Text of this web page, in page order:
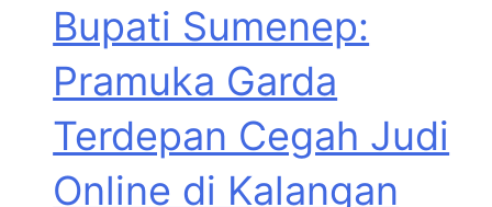
Bupati Sumenep:
Pramuka Garda
Terdepan Cegah Judi
Online di Kalangan